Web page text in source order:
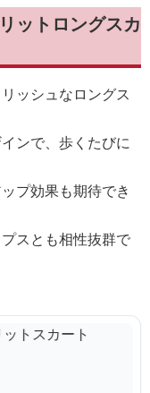
ットロングスカ
ッシュなロングス
ンで、歩くたびに
プ効果も期待でき
スとも相性抜群で